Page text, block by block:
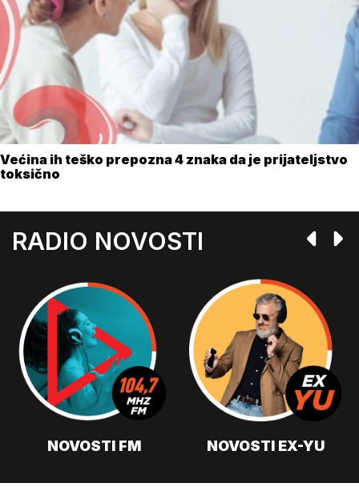
Većina ih teško prepozna 4 znaka da je prijateljstvo
toksično
RADIO NOVOSTI
NOVOSTI FM NOVOSTI EX-YU